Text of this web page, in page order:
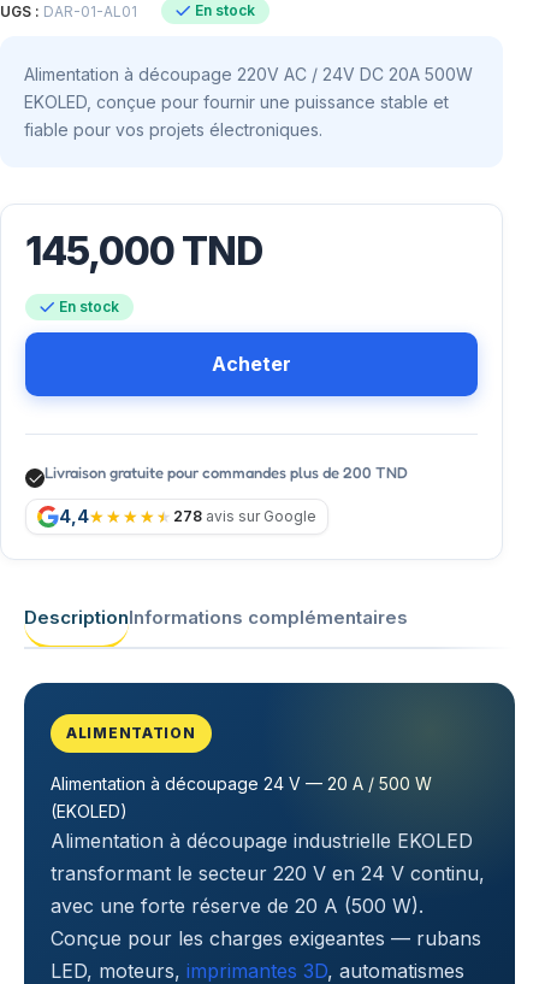
UGS : DAR-01-AL01 En stock
Alimentation à découpage 220V AC / 24V DC 20A 500W
EKOLED, conçue pour fournir une puissance stable et
fiable pour vos projets électroniques.
145,000TND
En stock
Acheter
Livraison gratuite pour commandes plus de 200 TND
4,4 278 avis sur Google
DescriptionInformations complémentaires
ALIMENTATION
Alimentation à découpage 24 V — 20 A / 500 W
(EKOLED)
Alimentation à découpage industrielle EKOLED
transformant le secteur 220 V en 24 V continu,
avec une forte réserve de 20 A (500 W).
Conçue pour les charges exigeantes — rubans
LED, moteurs, imprimantes 3D, automatismes